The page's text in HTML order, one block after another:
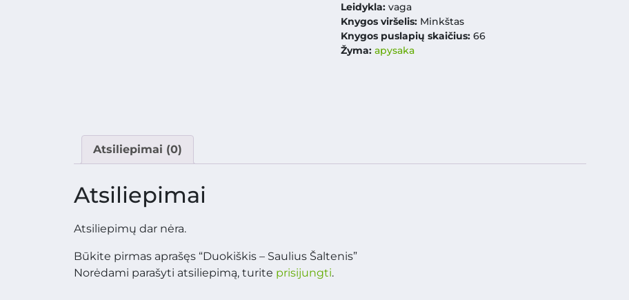
Leidykla:vaga
Knygos viršelis: Minkštas
Knygos puslapių skaičius: 66
Žyma: apysaka
Atsiliepimai (0)
Atsiliepimai
Atsiliepimų dar nėra.
Būkite pirmas aprašęs “Duokiškis – Saulius Šaltenis”
Norėdami parašyti atsiliepimą, turite prisijungti.